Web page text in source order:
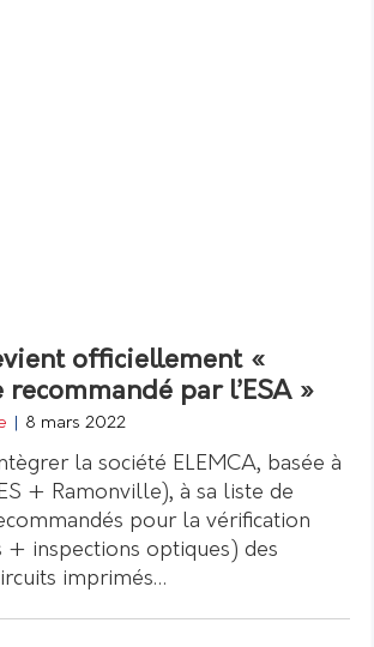
officiellement «
par l’ESA »
8 mars 2022
la société ELEMCA, basée à
+ Ramonville), à sa liste de
pour la vérification
+ inspections optiques) des
imprimés…